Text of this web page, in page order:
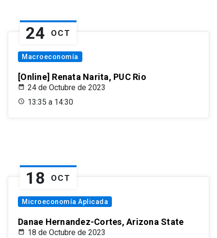
24 OCT
Macroeconomía
[Online] Renata Narita, PUC Rio
24 de Octubre de 2023
13:35 a 14:30
18 OCT
Microeconomía Aplicada
Danae Hernandez-Cortes, Arizona State
18 de Octubre de 2023